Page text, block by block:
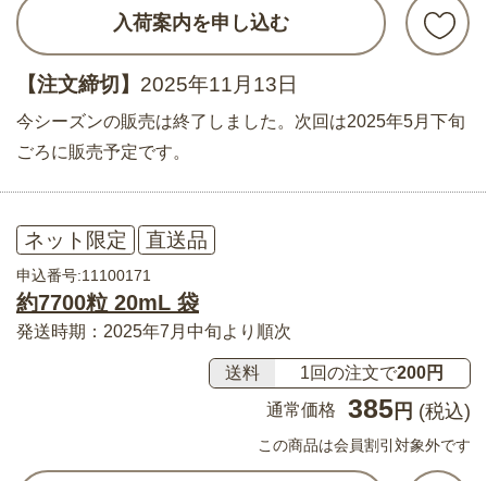
入荷案内を申し込む
【注文締切】 2025年11月13日
今シーズンの販売は終了しました。次回は2025年5月下旬
ごろに販売予定です。
ネット限定 直送品
申込番号:11100171
約7700粒 20mL 袋
発送時期：2025年7月中旬より順次
送料 1回の注文で200円
通常価格
385 円 (税込)
この商品は会員割引対象外です